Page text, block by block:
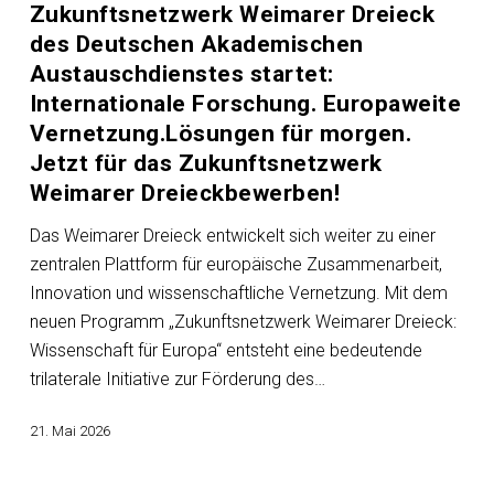
des
Deutschen
Akademischen
Austauschdienstes
startet:
Internationale
Forschung.
Europaweite
Vernetzung.Lösungen
für
morgen.
Jetzt
für
Zukunftsnetzwerk
Zukunftsnetzwerk Weimarer Dreieck
des Deutschen Akademischen
Austauschdienstes startet:
Internationale Forschung. Europaweite
Vernetzung.Lösungen für morgen.
Jetzt für das Zukunftsnetzwerk
Weimarer Dreieckbewerben!
Das Weimarer Dreieck entwickelt sich weiter zu einer
zentralen Plattform für europäische Zusammenarbeit,
Innovation und wissenschaftliche Vernetzung. Mit dem
neuen Programm „Zukunftsnetzwerk Weimarer Dreieck:
Wissenschaft für Europa“ entsteht eine bedeutende
trilaterale Initiative zur Förderung des…
21. Mai 2026